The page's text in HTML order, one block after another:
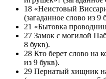
18 «Неистовый
(загаданное слово из 9
21 «Бытовка
27 Замок с могилой
8 букв).
28 Кто берет слово на
из 9 букв).
29 Пернатый хищник